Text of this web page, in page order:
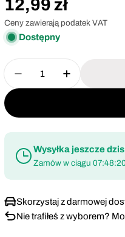
Otwórz media 1 w oknie
Cena
regularna
12,99 zł
Ceny zawierają podatek VAT
Dostępny
Ilość
Zmniejsz ilość dla
Zwiększ
Wysyłka jeszcze
Zamów w ciągu 07:48:19
Skorzystaj z darmowej
Nie trafiłeś z wyborem?